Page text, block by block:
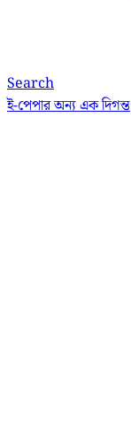
Search
ই-পেপারঅন্য এক দিগন্ত